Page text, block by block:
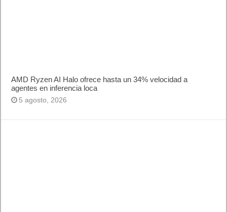
AMD Ryzen AI Halo ofrece hasta un 34% velocidad a
agentes en inferencia loca